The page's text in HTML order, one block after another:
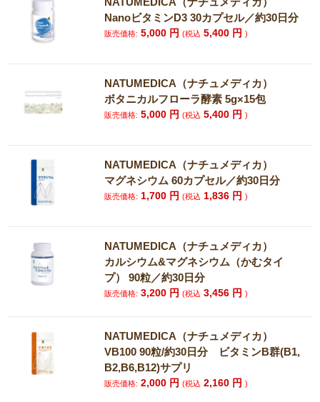
NanoビタミンD3 30カプセル／約30日分
販売価格: 5,000 円(税込 5,400 円)
NATUMEDICA（ナチュメディカ）
ボタニカルフローラ酵素 5g×15包
販売価格: 5,000 円(税込 5,400 円)
NATUMEDICA（ナチュメディカ）
マグネシウム 60カプセル／約30日分
販売価格: 1,700 円(税込 1,836 円)
NATUMEDICA（ナチュメディカ）
カルシウム&マグネシウム（かむタイ
プ） 90粒／約30日分
販売価格: 3,200 円(税込 3,456 円)
NATUMEDICA（ナチュメディカ）
VB100 90粒/約30日分 ビタミンB群(B1,
B2,B6,B12)サプリ
販売価格: 2,000 円(税込 2,160 円)